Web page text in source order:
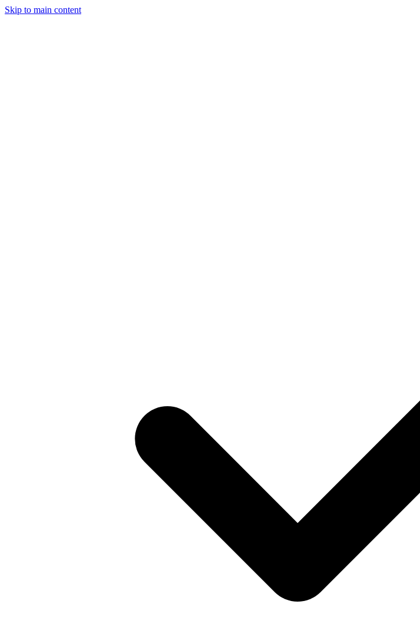
Skip to main content